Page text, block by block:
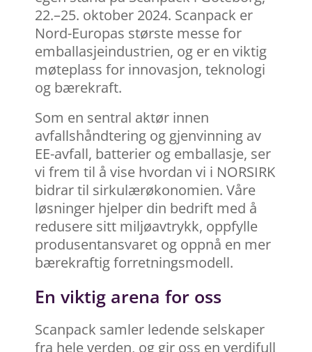
22.–25. oktober 2024. Scanpack er
Nord-Europas største messe for
emballasjeindustrien, og er en viktig
møteplass for innovasjon, teknologi
og bærekraft.
Som en sentral aktør innen
avfallshåndtering og gjenvinning av
EE-avfall, batterier og emballasje, ser
vi frem til å vise hvordan vi i NORSIRK
bidrar til sirkulærøkonomien. Våre
løsninger hjelper din bedrift med å
redusere sitt miljøavtrykk, oppfylle
produsentansvaret og oppnå en mer
bærekraftig forretningsmodell.
En viktig arena for oss
Scanpack samler ledende selskaper
fra hele verden, og gir oss en verdifull